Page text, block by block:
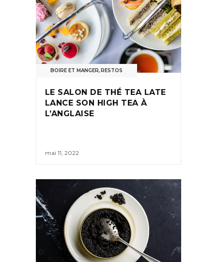
BOIRE ET MANGER,RESTOS
LE SALON DE THÉ TEA LATE
LANCE SON HIGH TEA À
L’ANGLAISE
mai 11, 2022